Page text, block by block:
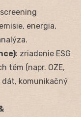
energia,
: zriadenie ESG
tém (napr. OZE,
dát, komunikačný